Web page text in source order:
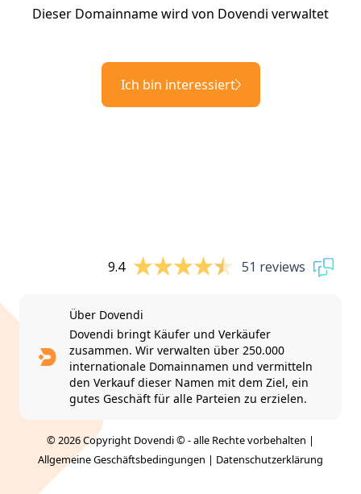
Dieser Domainname wird von Dovendi verwaltet
Ich bin interessiert
9.4 51 reviews
Über Dovendi
Dovendi bringt Käufer und Verkäufer
zusammen. Wir verwalten über 250.000
internationale Domainnamen und vermitteln
den Verkauf dieser Namen mit dem Ziel, ein
gutes Geschäft für alle Parteien zu erzielen.
© 2026 Copyright Dovendi © - alle Rechte vorbehalten |
Allgemeine Geschäftsbedingungen | Datenschutzerklärung